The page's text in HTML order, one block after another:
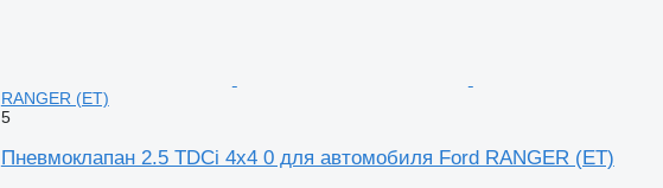
RANGER (ET)
5
Пневмоклапан 2.5 TDCi 4x4 0 для автомобиля Ford RANGER (ET)